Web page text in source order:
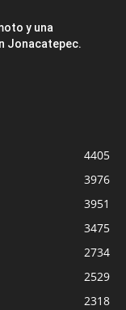
y una
Jonacatepec.
4405
3976
3951
3475
2734
2529
2318